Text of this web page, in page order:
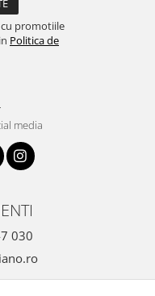
promotiile
Politica de
media
030